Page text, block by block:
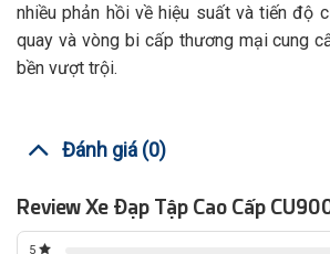
nhiều phản hồi về hiệu suất và tiến độ
quay và vòng bi cấp thương mại cung
bền vượt trội.
Đánh giá (0)
Review Xe Đạp Tập Cao Cấp
5